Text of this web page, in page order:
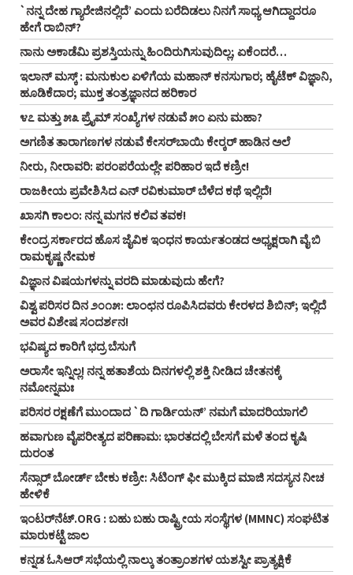
`ನನ್ನ ದೇಹ ಗ್ಯಾರೇಜಿನಲ್ಲಿದೆ’ ಎಂದು ಬರೆದಿಡಲು ನಿನಗೆ ಸಾಧ್ಯ ಆಗಿದ್ದಾದರೂ
ಹೇಗೆ ರಾಬಿನ್‌?
ನಾನು ಅಕಾಡೆಮಿ ಪ್ರಶಸ್ತಿಯನ್ನು ಹಿಂದಿರುಗಿಸುವುದಿಲ್ಲ; ಏಕೆಂದರೆ…
ಇಲಾನ್ ಮಸ್ಕ್ : ಮನುಕುಲ ಏಳಿಗೆಯ ಮಹಾನ್ ಕನಸುಗಾರ; ಹೈಟೆಕ್ ವಿಜ್ಞಾನಿ,
ಹೂಡಿಕೆದಾರ; ಮುಕ್ತ ತಂತ್ರಜ್ಞಾನದ ಹರಿಕಾರ
೪೭ ಮತ್ತು ೫೩ ಪ್ರೈಮ್‌ ಸಂಖ್ಯೆಗಳ ನಡುವೆ ೫೦ ಏನು ಮಹಾ?
ಅಗಣಿತ ತಾರಾಗಣಗಳ ನಡುವೆ ಕೇಸರ್‌ಬಾಯಿ ಕೇರ್‍ಕರ್‌ ಹಾಡಿನ ಅಲೆ
ನೀರು, ನೀರಾವರಿ: ಪರಂಪರೆಯಲ್ಲೇ ಪರಿಹಾರ ಇದೆ ಕಣ್ರೀ!
ರಾಜಕೀಯ ಪ್ರವೇಶಿಸಿದ ಎನ್‌ ರವಿಕುಮಾರ್‌ ಬೆಳೆದ ಕಥೆ ಇಲ್ಲಿದೆ!
ಖಾಸಗಿ ಕಾಲಂ: ನನ್ನ ಮಗನ ಕಲಿವ ತವಕ!
ಕೇಂದ್ರ ಸರ್ಕಾರದ ಹೊಸ ಜೈವಿಕ ಇಂಧನ ಕಾರ್ಯತಂಡದ ಅಧ್ಯಕ್ಷರಾಗಿ ವೈ ಬಿ
ರಾಮಕೃಷ್ಣ ನೇಮಕ
ವಿಜ್ಞಾನ ವಿಷಯಗಳನ್ನು ವರದಿ ಮಾಡುವುದು ಹೇಗೆ?
ವಿಶ್ವ ಪರಿಸರ ದಿನ ೨೦೧೫: ಲಾಂಛನ ರೂಪಿಸಿದವರು ಕೇರಳದ ಶಿಬಿನ್‌; ಇಲ್ಲಿದೆ
ಅವರ ವಿಶೇಷ ಸಂದರ್ಶನ!
ಭವಿಷ್ಯದ ಕಾರಿಗೆ ಭದ್ರ ಬೆಸುಗೆ
ಅರಾಸೇ ಇನ್ನಿಲ್ಲ! ನನ್ನ ಹತಾಶೆಯ ದಿನಗಳಲ್ಲಿ ಶಕ್ತಿ ನೀಡಿದ ಚೇತನಕ್ಕೆ
ನಮೋನ್ನಮಃ
ಪರಿಸರ ರಕ್ಷಣೆಗೆ ಮುಂದಾದ `ದಿ ಗಾರ್ಡಿಯನ್‌’ ನಮಗೆ ಮಾದರಿಯಾಗಲಿ
ಹವಾಗುಣ ವೈಪರೀತ್ಯದ ಪರಿಣಾಮ: ಭಾರತದಲ್ಲಿ ಬೇಸಗೆ ಮಳೆ ತಂದ ಕೃಷಿ
ದುರಂತ
ಸೆನ್ಸಾರ್‌ ಬೋರ್ಡ್ ಬೇಕು ಕಣ್ರೀ: ಸಿಟಿಂಗ್‌ ಫೀ ಮುಕ್ಕಿದ ಮಾಜಿ ಸದಸ್ಯನ ನೀಚ
ಹೇಳಿಕೆ
ಇಂಟರ್‌ನೆಟ್‌.ORG : ಬಹು ಬಹು ರಾಷ್ಟ್ರೀಯ ಸಂಸ್ಥೆಗಳ (MMNC) ಸಂಘಟಿತ
ಮಾರುಕಟ್ಟೆ ಜಾಲ
ಕನ್ನಡ ಓಸಿಆರ್‌ ಸಭೆಯಲ್ಲಿ ನಾಲ್ಕು ತಂತ್ರಾಂಶಗಳ ಯಶಸ್ವೀ ಪ್ರಾತ್ಯಕ್ಷಿಕೆ